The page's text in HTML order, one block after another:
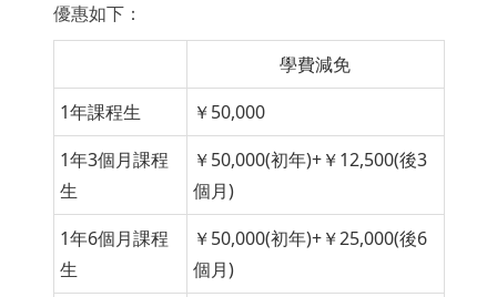
優惠如下：
學費減免
1年課程生
￥50,000
1年3個月課程
生
￥50,000(初年)+￥12,500(後3
個月)
1年6個月課程
生
￥50,000(初年)+￥25,000(後6
個月)